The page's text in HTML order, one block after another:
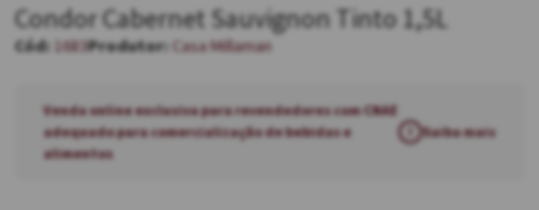
Condor Cabernet Sauvignon Tinto 1,5L
1683 Casa Millaman
Venda online exclusiva para revendedores com CNAE
adequado para comercialização de bebidas e
alimentos
Saiba mais